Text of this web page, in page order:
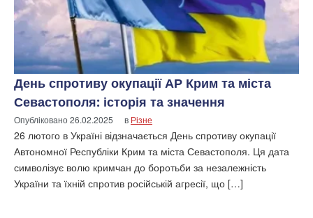
День спротиву окупації АР Крим та міста
Севастополя: історія та значення
Опубліковано26.02.2025 в Різне
26 лютого в Україні відзначається День спротиву окупації
Автономної Республіки Крим та міста Севастополя. Ця дата
символізує волю кримчан до боротьби за незалежність
України та їхній спротив російській агресії, що […]